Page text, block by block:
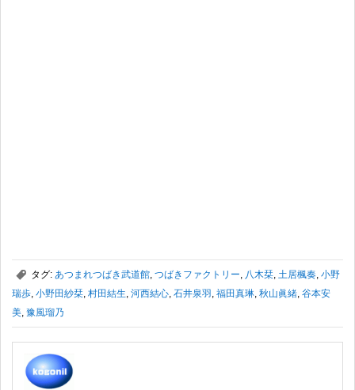
, タグ: あつまれつばき武道館, つばきファクトリー, 八木栞, 土居楓奏, 小野
瑞歩, 小野田紗栞, 村田結生, 河西結心, 石井泉羽 , 福田真琳, 秋山眞緒, 谷本安
美, 豫風瑠乃